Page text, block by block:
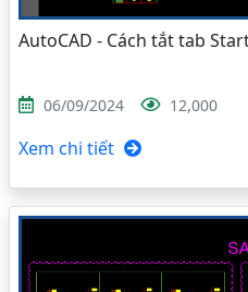
AutoCAD - Cách tắt tab
06/09/2024 12,000
Xem chi tiết